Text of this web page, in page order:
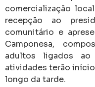
comercialização
recepção ao
comunitário e
Camponesa,
adultos ligados
atividades terão
longo da tarde.